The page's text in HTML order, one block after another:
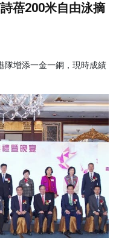
蓓200米自由泳摘
隊增添一金一銅，現時成績